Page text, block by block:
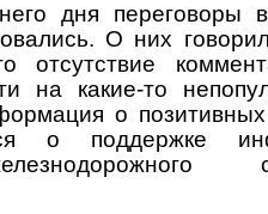
дня переговоры
О них
отсутствие
на какие-то
о
о поддержке